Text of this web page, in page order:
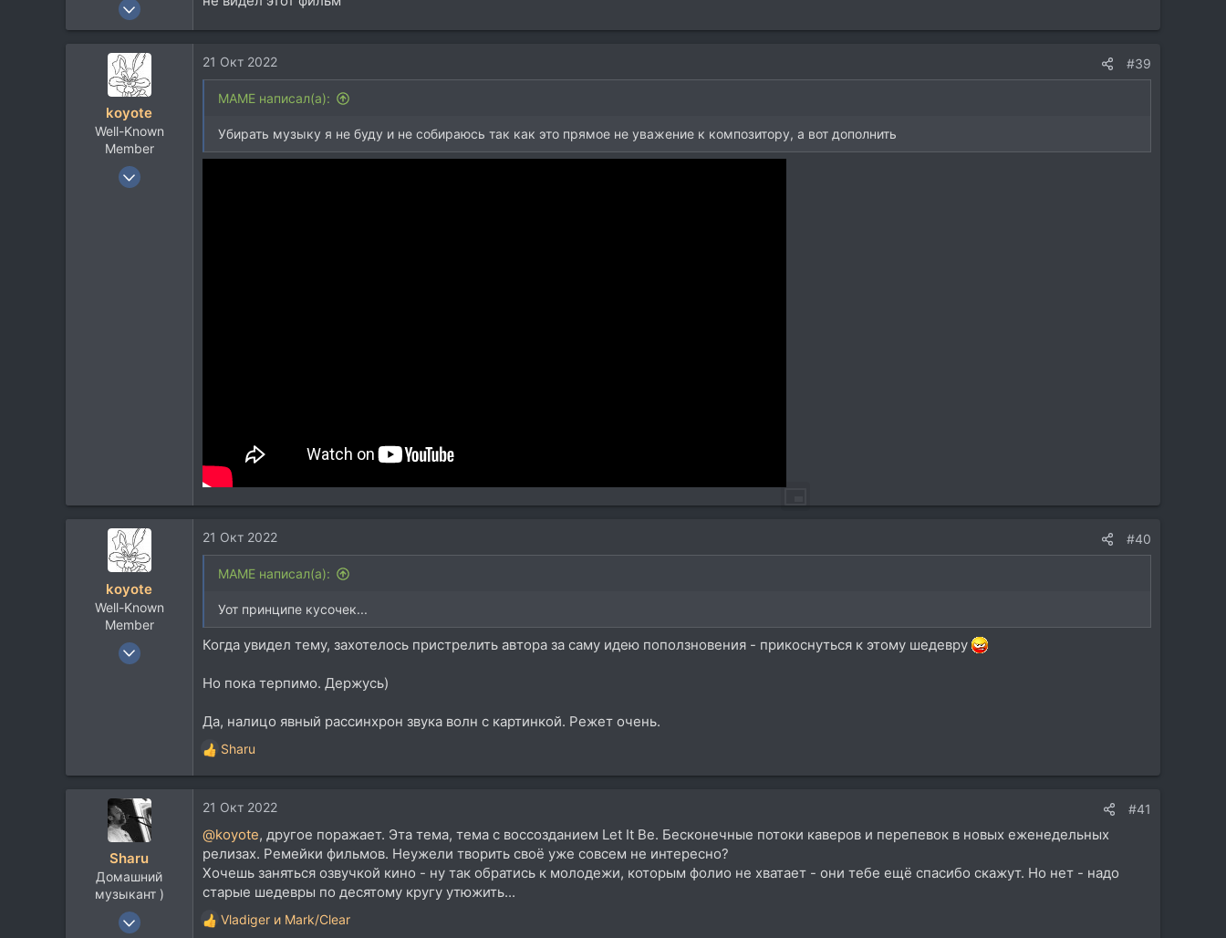
koyote
Well-Known
Member
29 Июн 2007
21 Окт 2022 #39
MAME написал(а):
Убирать музыку я не буду и не собираюсь так как это прямое не уважение к композитору, а вот дополнить
koyote
Well-Known
Member
29 Июн 2007
21 Окт 2022 #40
MAME написал(а):
Уот принципе кусочек...
Когда увидел тему, захотелось пристрелить автора за саму идею поползновения - прикоснуться к этому шедевру
Но пока терпимо. Держусь)
Да, налицо явный рассинхрон звука волн с картинкой. Режет очень.
Р
е
к
и
и
:
Sharu
Sharu
Домашний
музыкант )
1 Июн 2006
21 Окт 2022 #41
@koyote, другое поражает. Эта тема, тема с воссозданием Let It Be. Бесконечные потоки каверов и перепевок в новых еженедельных
релизах. Ремейки фильмов. Неужели творить своё уже совсем не интересно?
Хочешь заняться озвучкой кино - ну так обратись к молодежи, которым фолио не хватает - они тебе ещё спасибо скажут. Но нет - надо
старые шедевры по десятому кругу утюжить...
Р
Vladiger и Mark/Clear